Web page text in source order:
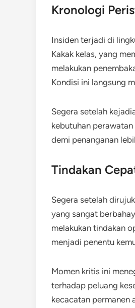
Kronologi
Insiden terjadi di
Kakak kelas, yang
melakukan
Kondisi ini langsung
Segera setelah
kebutuhan
demi penanganan
Tindakan
Segera setelah
yang sangat
melakukan tindakan
menjadi penentu
Momen kritis ini
terhadap peluang
kecacatan permanen